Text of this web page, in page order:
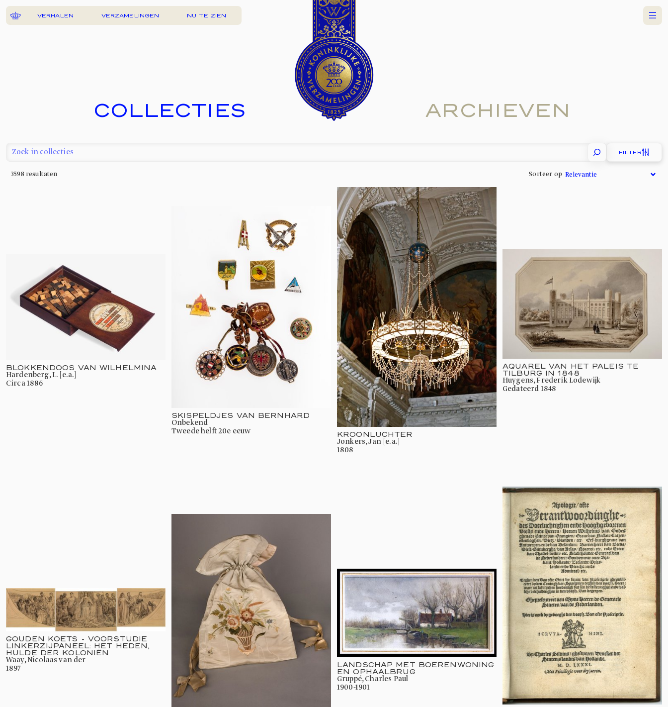
VERHALEN VERZAMELINGEN NU TE ZIEN Menu
COLLECTIES ARCHIEVEN
FILTER
3598 resultaten Sorteer op
BLOKKENDOOS VAN WILHELMINA
Hardenberg, L. [e.a.]
circa 1886
SKISPELDJES VAN BERNHARD
onbekend
tweede helft 20e eeuw
KROONLUCHTER
Jonkers, Jan [e.a.]
1808
AQUAREL VAN HET PALEIS TE
TILBURG IN 1848
Huygens, Frederik Lodewijk
gedateerd 1848
GOUDEN KOETS - VOORSTUDIE
LINKERZIJPANEEL: HET HEDEN,
HULDE DER KOLONIËN
Waay, Nicolaas van der
1897
LANDSCHAP MET BOERENWONING
EN OPHAALBRUG
Gruppé, Charles Paul
1900-1901